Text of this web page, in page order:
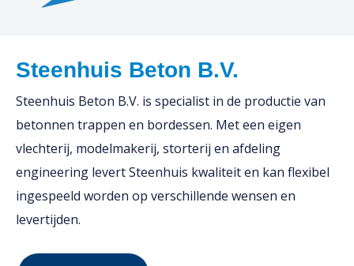
Steenhuis Beton B.V.
Steenhuis Beton B.V. is specialist in de productie van
betonnen trappen en bordessen. Met een eigen
vlechterij, modelmakerij, storterij en afdeling
engineering levert Steenhuis kwaliteit en kan flexibel
ingespeeld worden op verschillende wensen en
levertijden.